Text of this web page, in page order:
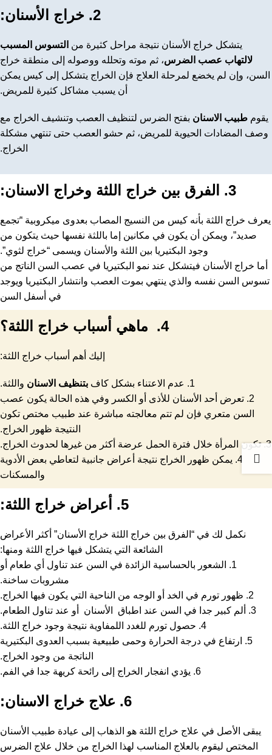
2. خراج الأسنان:
يتشكل خراج الأسنان نتيجة مراحل كثيرة من التسوس المسبب
لالتهاب عصب الضرس، ثم موته وتحلله ووصوله إلى منطقة خراج
السن، وإن لم يخضع لمرحلة العلاج فإن الخراج يتشكل إلى كيس يمكن
أن يسبب مشاكل كثيرة للمريض.
يقوم طبيب الاسنان بفتح الضرس لتنظيف العصب وتنشيف الخراج مع
وصف المضادات الحيوية للمريض، ثم حشو العصب حتى تنتهي مشكلة
الخراج.
3. الفرق بين خراج اللثة وخراج الاسنان:
يعرف خراج اللثة بأنه كيس من النسيج المصاب بعدوى ميكروبية “تجمع
صديد”، ويمكن أن يكون في مكانين إما باللثة نفسها حيث يتكون من
وجود البكتيريا بين اللثة والأسنان ويسمى “خراج لثوي”.
أما خراج الأسنان فيتشكل عند نمو البكتيريا في عصب السن الناتج من
تسوس السن نفسه والذي ينتهي بموت العصب وانتشار البكتيريا ويوجد
في أسفل السن
4. ماهي أسباب خراج اللثة؟
إليك أهم أسباب خراج اللثة:
1. عدم الاعتناء بشكل كاف بتنظيف الاسنان واللثة.
2. تعرض أحد الأسنان للأذى أو الكسر وفي هذه الحالة يكون عصب
السن متعري فإن لم تتم معالجته مباشرة عند طبيب مختص تكون
النتيجة ظهور الخراج.
3. تكون المرأة خلال فترة الحمل عرضة أكثر من غيرها لحدوث الخراج.
4. يمكن ظهور الخراج نتيجة أعراض جانبية لتعاطي بعض الأدوية
والمسكنات
5. أعراض خراج اللثة:
نكمل لك في “الفرق بين خراج اللثة خراج الأسنان” أكثر الأعراض
الشائعة التي يتشكل فيها خراج اللثة ومنها:
1. الشعور بالحساسية الزائدة في السن عند تناول أي طعام أو
مشروبات ساخنة.
2. ظهور تورم في الخد أو الوجه من الناحية التي يكون فيها الخراج.
3. ألم كبير جدا في السن عند اطباق الأسنان أو عند تناول الطعام.
4. حصول تورم للغدد اللمفاوية نتيجة وجود خراج اللثة.
5. ارتفاع في درجة الحرارة وحمى طبيعية بسبب العدوى البكتيرية
الناتجة من وجود الخراج.
6. يؤدي انفجار الخراج إلى رائحة كريهة جدا في الفم.
6. علاج خراج الاسنان:
يبقى الأصل في علاج خراج اللثة هو الذهاب إلى عيادة طبيب الأسنان
المختص ليقوم بالعلاج المناسب لهذا الخراج من خلال علاج الضرس